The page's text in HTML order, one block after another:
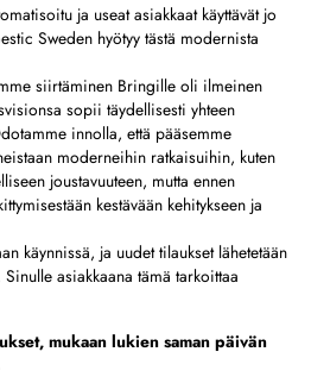
ja useat asiakkaat käyttävät jo
Sweden hyötyy tästä modernista
siirtäminen Bringille oli ilmeinen
sopii täydellisesti yhteen
innolla, että pääsemme
moderneihin ratkaisuihin, kuten
joustavuuteen, mutta ennen
kestävään kehitykseen ja
käynnissä, ja uudet tilaukset lähetetään
asiakkaana tämä tarkoittaa
mukaan lukien saman päivän